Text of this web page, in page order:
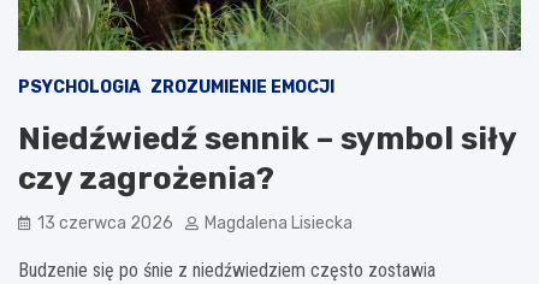
PSYCHOLOGIA ZROZUMIENIE EMOCJI
Niedźwiedź sennik – symbol siły
czy zagrożenia?
13 czerwca 2026 Magdalena Lisiecka
Budzenie się po śnie z niedźwiedziem często zostawia